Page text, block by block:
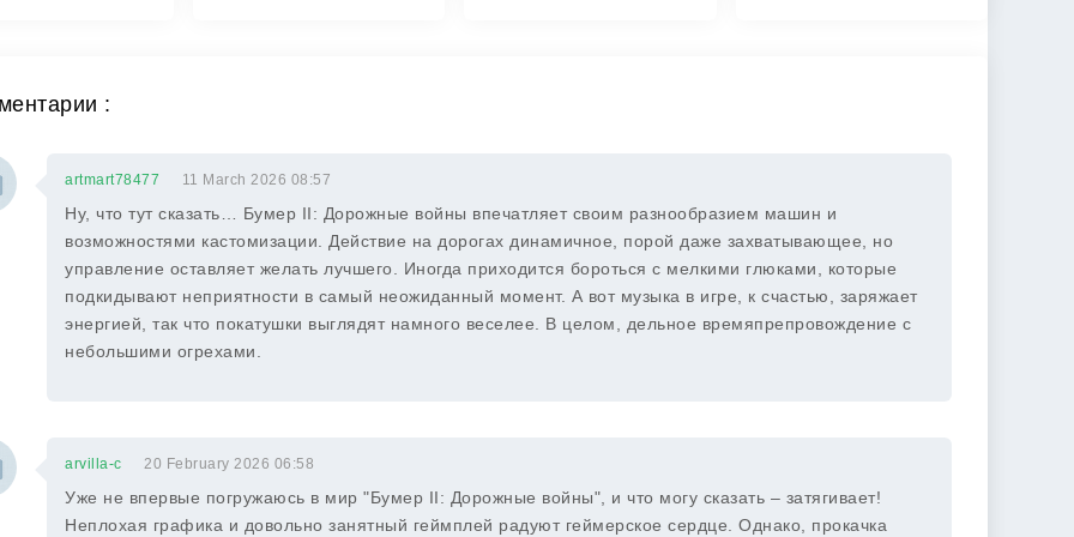
:
artmart78477 11 March 2026 08:57
Ну, что тут сказать… Бумер II: Дорожные войны впечатляет своим разнообразием машин и
возможностями кастомизации. Действие на дорогах динамичное, порой даже захватывающее, но
управление оставляет желать лучшего. Иногда приходится бороться с мелкими глюками, которые
подкидывают неприятности в самый неожиданный момент. А вот музыка в игре, к счастью, заряжает
энергией, так что покатушки выглядят намного веселее. В целом, дельное времяпрепровождение с
небольшими огрехами.
arvilla-c 20 February 2026 06:58
Уже не впервые погружаюсь в мир "Бумер II: Дорожные войны", и что могу сказать – затягивает!
Неплохая графика и довольно занятный геймплей радуют геймерское сердце. Однако, прокачка